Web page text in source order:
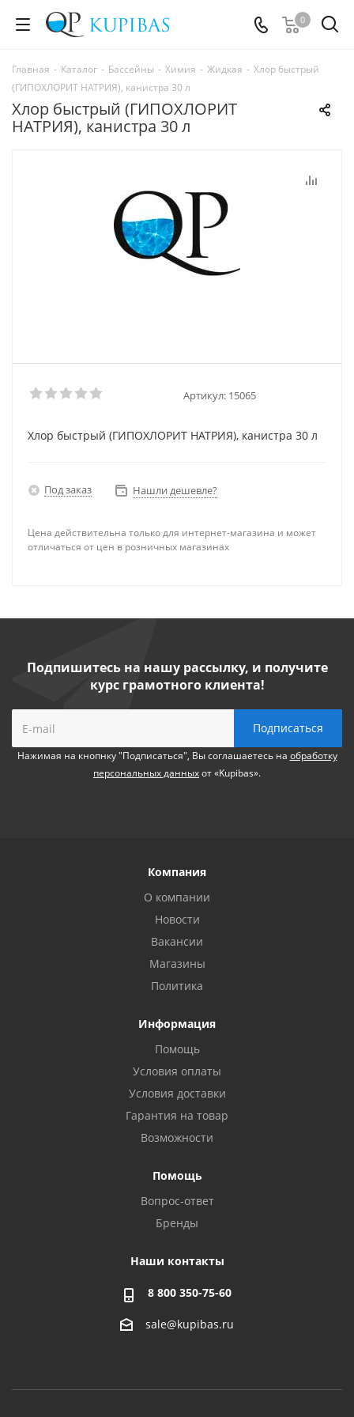
0
Главная - Каталог - Бассейны - Химия - Жидкая - Хлор быстрый
(ГИПОХЛОРИТ НАТРИЯ), канистра 30 л
Хлор быстрый (ГИПОХЛОРИТ
НАТРИЯ), канистра 30 л
Артикул: 15065
Хлор быстрый (ГИПОХЛОРИТ НАТРИЯ), канистра 30 л
Под заказ Нашли дешевле?
Цена действительна только для интернет-магазина и может
отличаться от цен в розничных магазинах
Подпишитесь на нашу рассылку, и получите
курс грамотного клиента!
Нажимая на кнопнку "Подписаться", Вы соглашаетесь на обработку
персональных данныхот «Kupibas».
Компания
О компании
Новости
Вакансии
Магазины
Политика
Информация
Помощь
Условия оплаты
Условия доставки
Гарантия на товар
Возможности
Помощь
Вопрос-ответ
Бренды
Наши контакты
8 800 350-75-60
sale@kupibas.ru